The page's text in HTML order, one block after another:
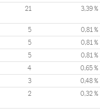
21 3,39 %
5 0,81 %
5 0,81 %
5 0,81 %
4 0,65 %
3 0,48 %
2 0,32 %